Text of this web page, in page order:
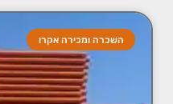
השכרה ומכירה אקרו